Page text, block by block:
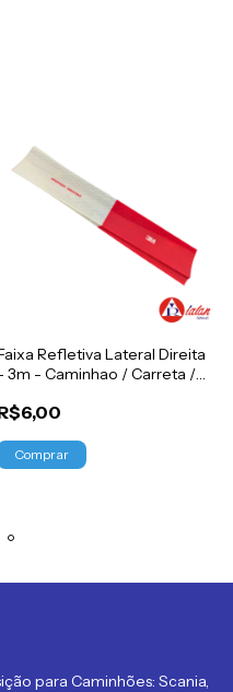
Refletiva Lateral Direita
3m - Caminhao / Carreta /
para Caminhões: Scania,